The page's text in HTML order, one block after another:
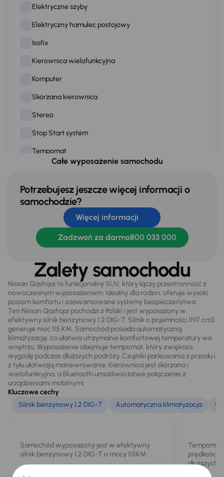
Elektryczne szyby
Elektryczny hamulec postojowy
Isofix
Kierownica wielofunkcyjna
Komputer
Skórzana kierownica
Stereo
Stop Start systém
Tempomat
Zamek centralny
Na zewnątrz
Czujniki parkowania prz. i tył
Oryginalne Alufelgi
Światła przeciwmgielne
Extra
Czujnik deszczu
Infotainment
Bluetooth
Airbag
Całe wyposażenie samochodu
Potrzebujesz jeszcze więcej informacji o
samochodzie?
Więcej informacji
Zadzwoń za darmo800 033 000
Zalety samochodu
Nissan Qashqai to funkcjonalny SUV, który łączy przestronność z
nowoczesnym wyposażeniem. Idealny dla rodzin, oferuje wysoki
poziom komfortu i zaawansowane systemy bezpieczeństwa.
Ten Nissan Qashqai pochodzi z Polski i jest wyposażony w
efektywny silnik benzynowy 1.2 DIG-T. Silnik o pojemności 1197 cm3
generuje moc 115 KM. Samochód posiada automatyczną
klimatyzację, co ułatwia utrzymanie komfortowej temperatury we
wnętrzu. Wyposażenie obejmuje tempomat, który zwiększa
wygodę podczas dłuższych podróży. Czujniki parkowania z przodu i
z tyłu ułatwiają manewrowanie. Kierownica jest skórzana i
wielofunkcyjna, a Bluetooth umożliwia łatwe połączenie z
urządzeniami mobilnymi.
Kluczowe cechy
Silnik benzynowy 1.2 DIG-T
Automatyczna klimatyzacja
Samochód wyposażony jest w efektywny
silnik benzynowy 1.2 DIG-T o mocy 115KM.
Tempomat
prędkości,
dłuższych